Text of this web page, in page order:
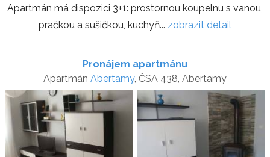
Apartmán má dispozici 3+1: prostornou koupelnu s vanou,
pračkou a sušičkou, kuchyň... zobrazit detail
Pronájem apartmánu
Apartmán Abertamy, ČSA 438, Abertamy